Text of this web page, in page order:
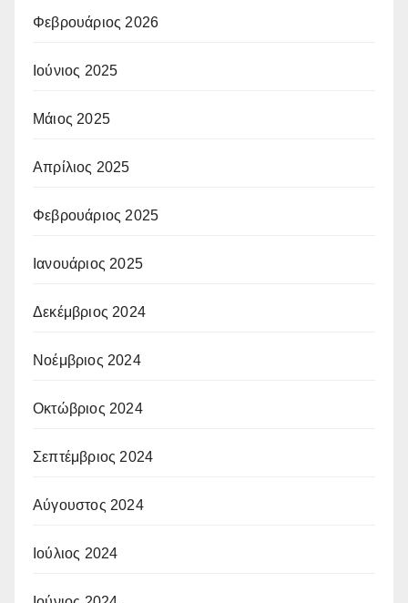
Φεβρουάριος 2026
Ιούνιος 2025
Μάιος 2025
Απρίλιος 2025
Φεβρουάριος 2025
Ιανουάριος 2025
Δεκέμβριος 2024
Νοέμβριος 2024
Οκτώβριος 2024
Σεπτέμβριος 2024
Αύγουστος 2024
Ιούλιος 2024